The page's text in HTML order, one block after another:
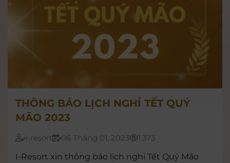
THÔNG BÁO LỊCH NGHỈ TẾT QUÝ
MÃO 2023
i-resort 06 Tháng 01, 2023
1.373
I-Resort xin thông báo lịch nghỉ Tết Quý Mão